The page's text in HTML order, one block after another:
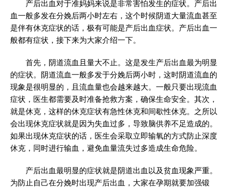
产后出血对于准妈妈来说是非常害怕发生的症状。产后出
血一般多发在分娩后两小时左右，这个时候阴道大量流血甚至
是伴有休克症状的话，极有可能是产后出血症状。产后出血一
般都有症状，接下来为大家介绍一下。
首先，阴道流血且量大不止。这是发生产后出血最为明显
的症状。阴道流血一般多发于分娩后两小时，这时阴道流血的
现象是很明显的，且流血量也会越来越大。一般只要出现流血
症状，医生都需要及时准备抢救方案，确保生命安全。其次，
就是休克，这样的休克症状有急性休克和间歇性休克。之所以
会出现休克症状就是因为失血过多，导致脑供养不足造成的。
如果出现休克症状的话，医生会采取立即输氧的方式防止深度
休克，同时进行输血，避免血量流失过多造成生命危险。
产后出血最明显的症状就是阴道出血以及贫血现象严重。
为防止自己在分娩时出现产后出血，大家在孕期就要加强锻